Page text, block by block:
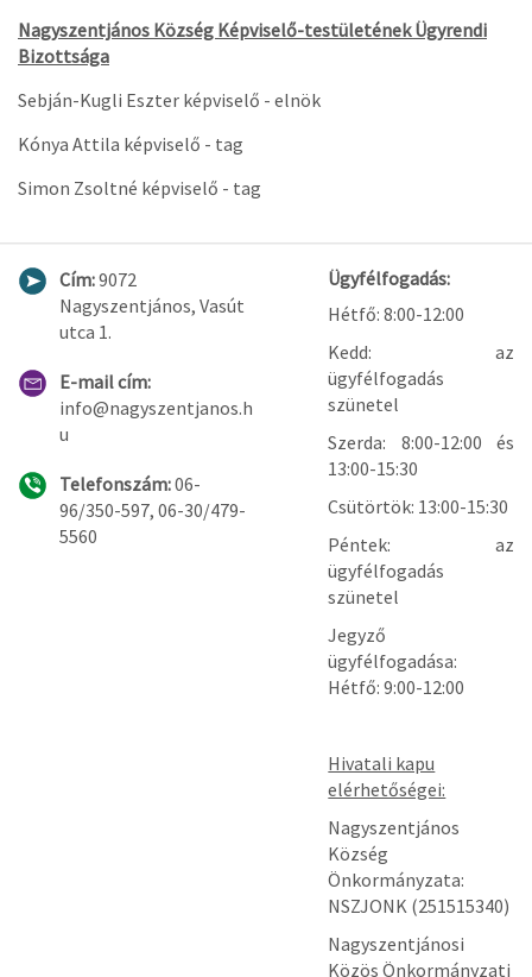
Nagyszentjános Község Képviselő-testületének Ügyrendi
Bizottsága
Sebján-Kugli Eszter képviselő - elnök
Kónya Attila képviselő - tag
Simon Zsoltné képviselő - tag
Cím:9072
Nagyszentjános, Vasút
utca 1.
E-mail cím:
info@nagyszentjanos.h
u
Telefonszám:06-
96/350-597, 06-30/479-
5560
Ügyfélfogadás:
Hétfő: 8:00-12:00
Kedd: az
ügyfélfogadás
szünetel
Szerda: 8:00-12:00 és
13:00-15:30
Csütörtök: 13:00-15:30
Péntek: az
ügyfélfogadás
szünetel
Jegyző
ügyfélfogadása:
Hétfő: 9:00-12:00
Hivatali kapu
elérhetőségei:
Nagyszentjános
Község
Önkormányzata:
NSZJONK (251515340)
Nagyszentjánosi
Közös Önkormányzati